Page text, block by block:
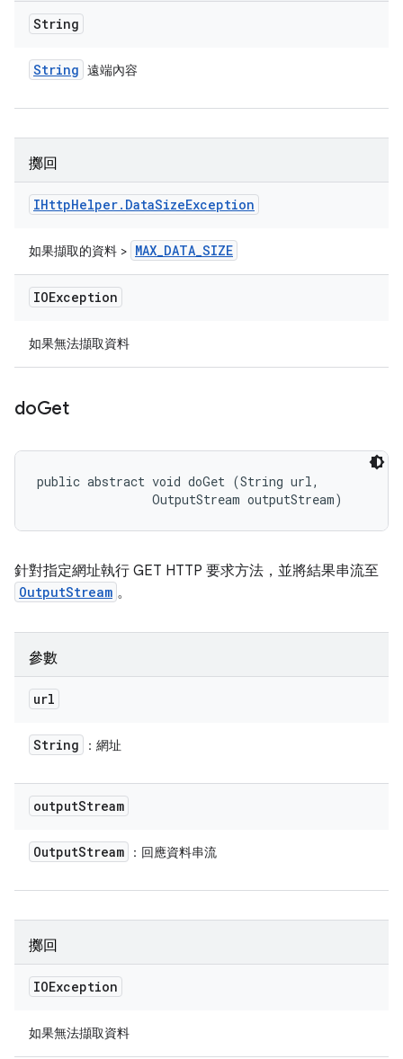
String
String 遠端內容
擲回
IHttpHelper. DataSizeException
如果擷取的資料 > MAX_DATA_SIZE
IOException
如果無法擷取資料
doGet
public abstract void doGet (String url,
                OutputStream outputStream)
針對指定網址執行 GET HTTP 要求方法，並將結果串流至
OutputStream 。
參數
url
String ：網址
outputStream
OutputStream ：回應資料串流
擲回
IOException
如果無法擷取資料